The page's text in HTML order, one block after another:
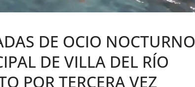
DE OCIO NOCTURNO
DE VILLA DEL RÍO
POR TERCERA VEZ